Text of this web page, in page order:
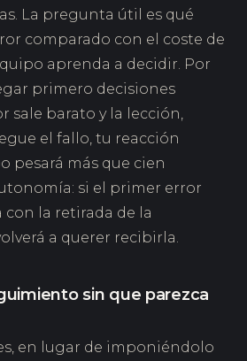
La pregunta útil es qué
comparado con el coste de
aprenda a decidir. Por
primero decisiones
sale barato y la lección,
el fallo, tu reacción
pesará más que cien
si el primer error
con la retirada de la
a querer recibirla.
sin que parezca
en lugar de imponiéndolo